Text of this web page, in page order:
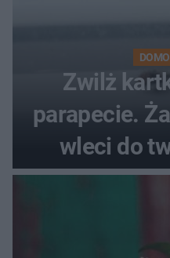
Zwilż
parapecie.
wleci do